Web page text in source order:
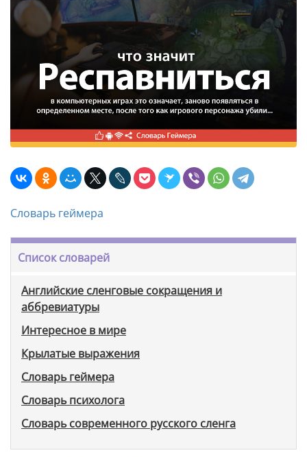
Словарь геймера
Список словарей
Английские сленговые сокращения и
аббревиатуры
Интересное в мире
Крылатые выражения
Словарь геймера
Словарь психолога
Словарь современного русского сленга